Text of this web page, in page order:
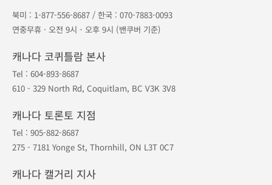
북미 : 1-877-556-8687 / 한국 : 070-7883-0093
연중무휴 · 오전 9시 - 오후 9시 (밴쿠버 기준)
캐나다 코퀴틀람 본사
Tel : 604-893-8687
610 - 329 North Rd, Coquitlam, BC V3K 3V8
캐나다 토론토 지점
Tel : 905-882-8687
275 - 7181 Yonge St, Thornhill, ON L3T 0C7
캐나다 캘거리 지사